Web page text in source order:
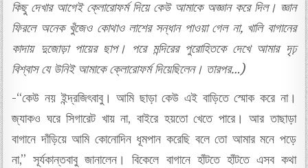
কিছু দেখার আগেই ক্লোরোফর্ম দিয়ে কেউ আমাকে অজ্ঞান করে দিল। জ্ঞান
ফিরলে অনেক খুঁজেও কোথাও লাশের সন্ধান পাওয়া গেল না, খালি বাগানের
কাদায় দুজোড়া পায়ের ছাপ। পরে মন্দিরের পুরোহিতকে দেখে আমার দৃঢ়
বিশ্বাস যে উনিই আমাকে ক্লোরোফর্ম দিয়েছিলেন। তারপর…)
-“কেউ নয় ইন্দ্রজিৎবাবু। আমি ছাড়া কেউ এই বাড়িতে স্মোক করে না।
জ্যাকও ঘরে সিগারেট খায় না, বাইরে হয়তো খেতে পারে। আর তাছাড়া
বাগানে দাঁড়িয়ে আমি কোনোদিন ধূমপান করেছি বলে তো আমার মনে পড়ে
না,” সূর্যকান্তবাবু জানালেন। বিকেলে বাগানে হাঁটতে হাঁটতে এসব কথা